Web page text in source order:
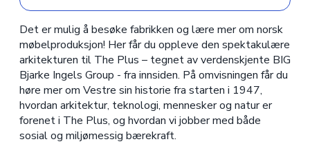
Det er mulig å besøke fabrikken og lære mer om norsk
møbelproduksjon! Her får du oppleve den spektakulære
arkitekturen til The Plus – tegnet av verdenskjente BIG
Bjarke Ingels Group - fra innsiden. På omvisningen får du
høre mer om Vestre sin historie fra starten i 1947,
hvordan arkitektur, teknologi, mennesker og natur er
forenet i The Plus, og hvordan vi jobber med både
sosial og miljømessig bærekraft.